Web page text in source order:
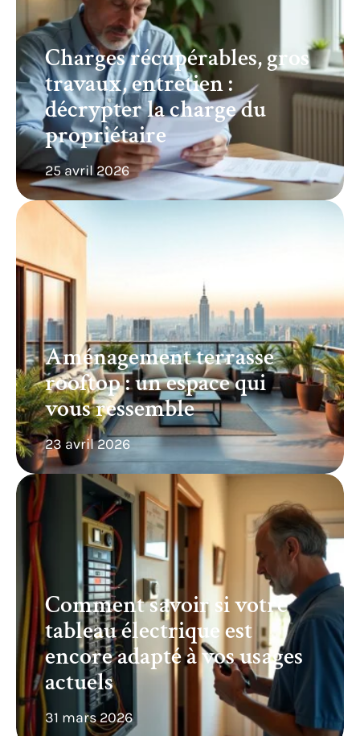
Charges récupérables, gros
travaux, entretien :
décrypter la charge du
propriétaire
25 avril 2026
Aménagement terrasse
rooftop : un espace qui
vous ressemble
23 avril 2026
Comment savoir si votre
tableau électrique est
encore adapté à vos usages
actuels
31 mars 2026